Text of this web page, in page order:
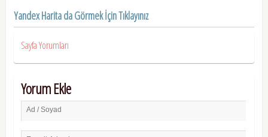
Yandex Harita da Görmek İçin Tıklayınız
Sayfa Yorumları
Yorum Ekle
Ad / Soyad